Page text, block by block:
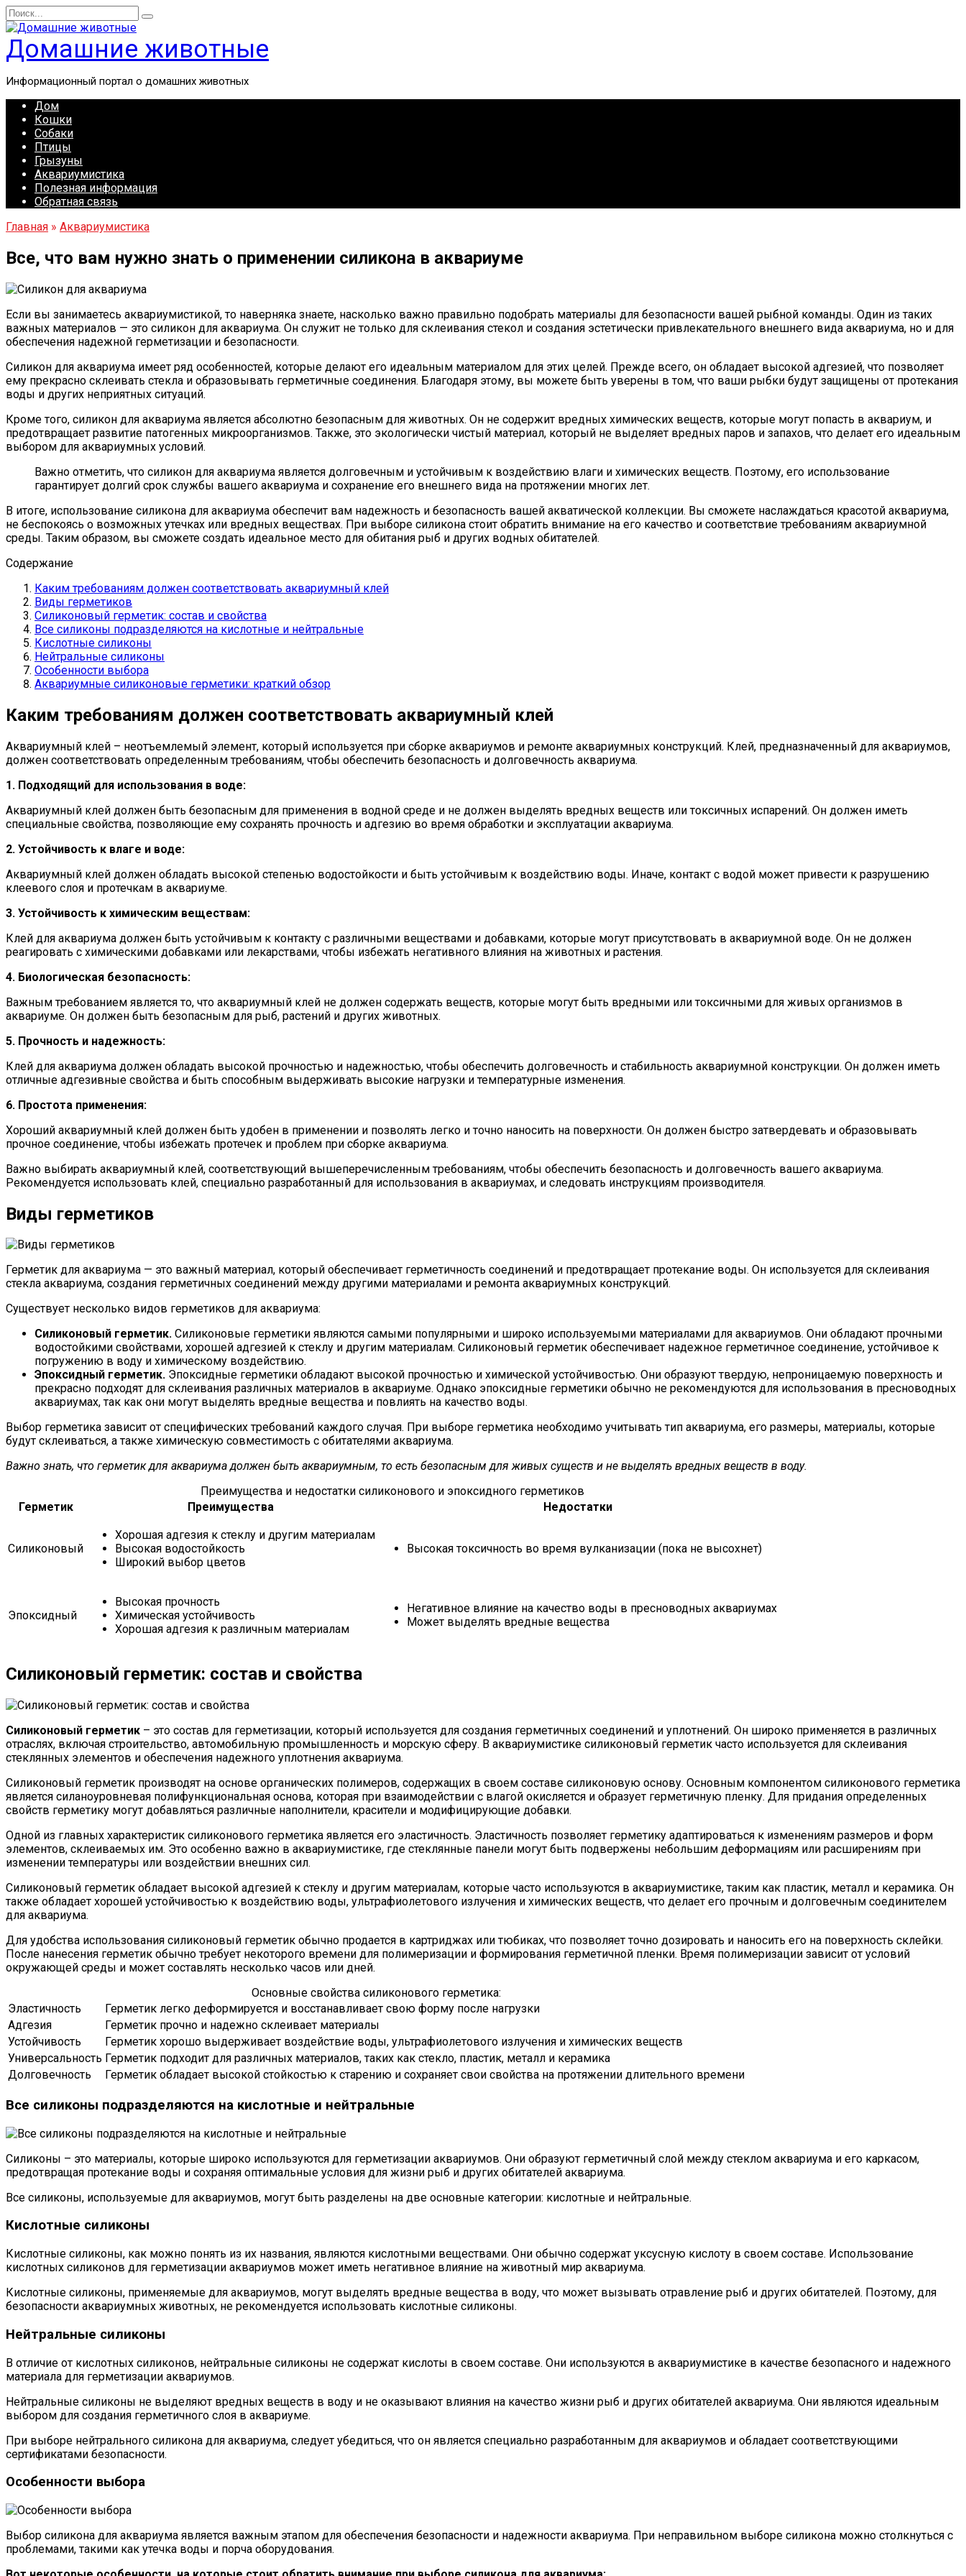
Перейти
к
содержанию
Search
for:
Домашние животные
Информационный портал о домашних животных
Дом
Кошки
Собаки
Птицы
Грызуны
Аквариумистика
Полезная информация
Обратная связь
Главная » Аквариумистика
Все, что вам нужно знать о применении силикона в аквариуме
Если вы занимаетесь аквариумистикой, то наверняка знаете, насколько важно правильно подобрать материалы для безопасности вашей рыбной команды. Один из таких
важных материалов — это силикон для аквариума. Он служит не только для склеивания стекол и создания эстетически привлекательного внешнего вида аквариума, но и для
обеспечения надежной герметизации и безопасности.
Силикон для аквариума имеет ряд особенностей, которые делают его идеальным материалом для этих целей. Прежде всего, он обладает высокой адгезией, что позволяет
ему прекрасно склеивать стекла и образовывать герметичные соединения. Благодаря этому, вы можете быть уверены в том, что ваши рыбки будут защищены от протекания
воды и других неприятных ситуаций.
Кроме того, силикон для аквариума является абсолютно безопасным для животных. Он не содержит вредных химических веществ, которые могут попасть в аквариум, и
предотвращает развитие патогенных микроорганизмов. Также, это экологически чистый материал, который не выделяет вредных паров и запахов, что делает его идеальным
выбором для аквариумных условий.
Важно отметить, что силикон для аквариума является долговечным и устойчивым к воздействию влаги и химических веществ. Поэтому, его использование
гарантирует долгий срок службы вашего аквариума и сохранение его внешнего вида на протяжении многих лет.
В итоге, использование силикона для аквариума обеспечит вам надежность и безопасность вашей акватической коллекции. Вы сможете наслаждаться красотой аквариума,
не беспокоясь о возможных утечках или вредных веществах. При выборе силикона стоит обратить внимание на его качество и соответствие требованиям аквариумной
среды. Таким образом, вы сможете создать идеальное место для обитания рыб и других водных обитателей.
Содержание
Каким требованиям должен соответствовать аквариумный клей
Виды герметиков
Силиконовый герметик: состав и свойства
Все силиконы подразделяются на кислотные и нейтральные
Кислотные силиконы
Нейтральные силиконы
Особенности выбора
Аквариумные силиконовые герметики: краткий обзор
Каким требованиям должен соответствовать аквариумный клей
Аквариумный клей – неотъемлемый элемент, который используется при сборке аквариумов и ремонте аквариумных конструкций. Клей, предназначенный для аквариумов,
должен соответствовать определенным требованиям, чтобы обеспечить безопасность и долговечность аквариума.
1. Подходящий для использования в воде:
Аквариумный клей должен быть безопасным для применения в водной среде и не должен выделять вредных веществ или токсичных испарений. Он должен иметь
специальные свойства, позволяющие ему сохранять прочность и адгезию во время обработки и эксплуатации аквариума.
2. Устойчивость к влаге и воде:
Аквариумный клей должен обладать высокой степенью водостойкости и быть устойчивым к воздействию воды. Иначе, контакт с водой может привести к разрушению
клеевого слоя и протечкам в аквариуме.
3. Устойчивость к химическим веществам:
Клей для аквариума должен быть устойчивым к контакту с различными веществами и добавками, которые могут присутствовать в аквариумной воде. Он не должен
реагировать с химическими добавками или лекарствами, чтобы избежать негативного влияния на животных и растения.
4. Биологическая безопасность:
Важным требованием является то, что аквариумный клей не должен содержать веществ, которые могут быть вредными или токсичными для живых организмов в
аквариуме. Он должен быть безопасным для рыб, растений и других животных.
5. Прочность и надежность:
Клей для аквариума должен обладать высокой прочностью и надежностью, чтобы обеспечить долговечность и стабильность аквариумной конструкции. Он должен иметь
отличные адгезивные свойства и быть способным выдерживать высокие нагрузки и температурные изменения.
6. Простота применения:
Хороший аквариумный клей должен быть удобен в применении и позволять легко и точно наносить на поверхности. Он должен быстро затвердевать и образовывать
прочное соединение, чтобы избежать протечек и проблем при сборке аквариума.
Важно выбирать аквариумный клей, соответствующий вышеперечисленным требованиям, чтобы обеспечить безопасность и долговечность вашего аквариума.
Рекомендуется использовать клей, специально разработанный для использования в аквариумах, и следовать инструкциям производителя.
Виды герметиков
Герметик для аквариума — это важный материал, который обеспечивает герметичность соединений и предотвращает протекание воды. Он используется для склеивания
стекла аквариума, создания герметичных соединений между другими материалами и ремонта аквариумных конструкций.
Существует несколько видов герметиков для аквариума:
Силиконовый герметик. Силиконовые герметики являются самыми популярными и широко используемыми материалами для аквариумов. Они обладают прочными
водостойкими свойствами, хорошей адгезией к стеклу и другим материалам. Силиконовый герметик обеспечивает надежное герметичное соединение, устойчивое к
погружению в воду и химическому воздействию.
Эпоксидный герметик. Эпоксидные герметики обладают высокой прочностью и химической устойчивостью. Они образуют твердую, непроницаемую поверхность и
прекрасно подходят для склеивания различных материалов в аквариуме. Однако эпоксидные герметики обычно не рекомендуются для использования в пресноводных
аквариумах, так как они могут выделять вредные вещества и повлиять на качество воды.
Выбор герметика зависит от специфических требований каждого случая. При выборе герметика необходимо учитывать тип аквариума, его размеры, материалы, которые
будут склеиваться, а также химическую совместимость с обитателями аквариума.
Важно знать, что герметик для аквариума должен быть аквариумным, то есть безопасным для живых существ и не выделять вредных веществ в воду.
Преимущества и недостатки силиконового и эпоксидного герметиков
Герметик
Преимущества Недостатки
Силиконовый
Хорошая адгезия к стеклу и другим материалам
Высокая водостойкость
Широкий выбор цветов
Высокая токсичность во время вулканизации (пока не высохнет)
Эпоксидный
Высокая прочность
Химическая устойчивость
Хорошая адгезия к различным материалам
Негативное влияние на качество воды в пресноводных аквариумах
Может выделять вредные вещества
Силиконовый герметик: состав и свойства
Силиконовый герметик – это состав для герметизации, который используется для создания герметичных соединений и уплотнений. Он широко применяется в различных
отраслях, включая строительство, автомобильную промышленность и морскую сферу. В аквариумистике силиконовый герметик часто используется для склеивания
стеклянных элементов и обеспечения надежного уплотнения аквариума.
Силиконовый герметик производят на основе органических полимеров, содержащих в своем составе силиконовую основу. Основным компонентом силиконового герметика
является силаноуровневая полифункциональная основа, которая при взаимодействии с влагой окисляется и образует герметичную пленку. Для придания определенных
свойств герметику могут добавляться различные наполнители, красители и модифицирующие добавки.
Одной из главных характеристик силиконового герметика является его эластичность. Эластичность позволяет герметику адаптироваться к изменениям размеров и форм
элементов, склеиваемых им. Это особенно важно в аквариумистике, где стеклянные панели могут быть подвержены небольшим деформациям или расширениям при
изменении температуры или воздействии внешних сил.
Силиконовый герметик обладает высокой адгезией к стеклу и другим материалам, которые часто используются в аквариумистике, таким как пластик, металл и керамика. Он
также обладает хорошей устойчивостью к воздействию воды, ультрафиолетового излучения и химических веществ, что делает его прочным и долговечным соединителем
для аквариума.
Для удобства использования силиконовый герметик обычно продается в картриджах или тюбиках, что позволяет точно дозировать и наносить его на поверхность склейки.
После нанесения герметик обычно требует некоторого времени для полимеризации и формирования герметичной пленки. Время полимеризации зависит от условий
окружающей среды и может составлять несколько часов или дней.
Основные свойства силиконового герметика:
Эластичность
Герметик легко деформируется и восстанавливает свою форму после нагрузки
Адгезия
Герметик прочно и надежно склеивает материалы
Устойчивость
Герметик хорошо выдерживает воздействие воды, ультрафиолетового излучения и химических веществ
Универсальность Герметик подходит для различных материалов, таких как стекло, пластик, металл и керамика
Долговечность
Герметик обладает высокой стойкостью к старению и сохраняет свои свойства на протяжении длительного времени
Все силиконы подразделяются на кислотные и нейтральные
Силиконы – это материалы, которые широко используются для герметизации аквариумов. Они образуют герметичный слой между стеклом аквариума и его каркасом,
предотвращая протекание воды и сохраняя оптимальные условия для жизни рыб и других обитателей аквариума.
Все силиконы, используемые для аквариумов, могут быть разделены на две основные категории: кислотные и нейтральные.
Кислотные силиконы
Кислотные силиконы, как можно понять из их названия, являются кислотными веществами. Они обычно содержат уксусную кислоту в своем составе. Использование
кислотных силиконов для герметизации аквариумов может иметь негативное влияние на животный мир аквариума.
Кислотные силиконы, применяемые для аквариумов, могут выделять вредные вещества в воду, что может вызывать отравление рыб и других обитателей. Поэтому, для
безопасности аквариумных животных, не рекомендуется использовать кислотные силиконы.
Нейтральные силиконы
В отличие от кислотных силиконов, нейтральные силиконы не содержат кислоты в своем составе. Они используются в аквариумистике в качестве безопасного и надежного
материала для герметизации аквариумов.
Нейтральные силиконы не выделяют вредных веществ в воду и не оказывают влияния на качество жизни рыб и других обитателей аквариума. Они являются идеальным
выбором для создания герметичного слоя в аквариуме.
При выборе нейтрального силикона для аквариума, следует убедиться, что он является специально разработанным для аквариумов и обладает соответствующими
сертификатами безопасности.
Особенности выбора
Выбор силикона для аквариума является важным этапом для обеспечения безопасности и надежности аквариума. При неправильном выборе силикона можно столкнуться с
проблемами, такими как утечка воды и порча оборудования.